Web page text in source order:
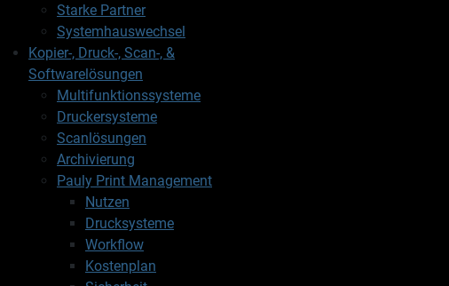
Starke Partner
Systemhauswechsel
Kopier-, Druck-, Scan-, &
Softwarelösungen
Multifunktionssysteme
Druckersysteme
Scanlösungen
Archivierung
Pauly Print Management
Nutzen
Drucksysteme
Workflow
Kostenplan